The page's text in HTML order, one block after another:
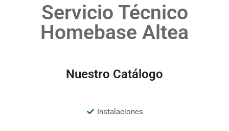
Servicio Técnico
Homebase Altea
Nuestro Catálogo
Instalaciones